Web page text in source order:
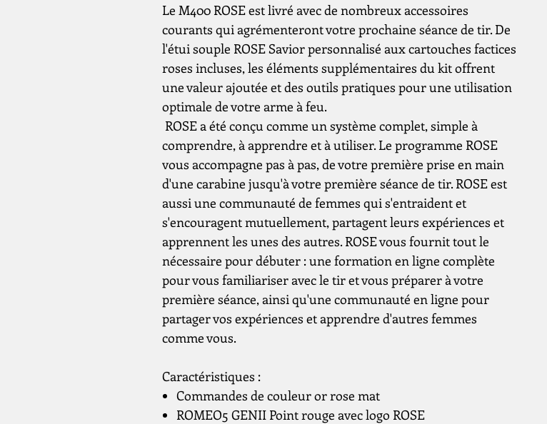
Le M400 ROSE est livré avec de nombreux accessoires
courants qui agrémenteront votre prochaine séance de tir. De
l'étui souple ROSE Savior personnalisé aux cartouches factices
roses incluses, les éléments supplémentaires du kit offrent
une valeur ajoutée et des outils pratiques pour une utilisation
optimale de votre arme à feu.
ROSE a été conçu comme un système complet, simple à
comprendre, à apprendre et à utiliser. Le programme ROSE
vous accompagne pas à pas, de votre première prise en main
d'une carabine jusqu'à votre première séance de tir. ROSE est
aussi une communauté de femmes qui s'entraident et
s'encouragent mutuellement, partagent leurs expériences et
apprennent les unes des autres. ROSE vous fournit tout le
nécessaire pour débuter : une formation en ligne complète
pour vous familiariser avec le tir et vous préparer à votre
première séance, ainsi qu'une communauté en ligne pour
partager vos expériences et apprendre d'autres femmes
comme vous.
Caractéristiques :
Commandes de couleur or rose mat
ROMEO5 GENII Point rouge avec logo ROSE